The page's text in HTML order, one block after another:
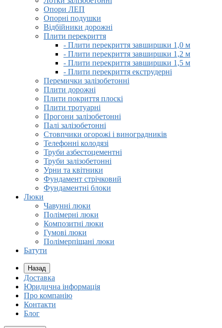
Опори ЛЕП
Опорні подушки
Відбійники дорожні
Плити перекриття
- Плити перекриття завширшки 1,0 м
- Плити перекриття завширшки 1,2 м
- Плити перекриття завширшки 1,5 м
- Плити перекриття екструдерні
Перемички залізобетонні
Плити дорожні
Плити покриття плоскі
Плити тротуарні
Прогони залізобетонні
Палі залізобетонні
Стовпчики огорожі і виноградників
Телефонні колодязі
Труби азбестоцементні
Труби залізобетонні
Урни та квітники
Фундамент стрічковий
Фундаментні блоки
Люки
Чавунні люки
Полімерні люки
Композитні люки
Гумові люки
Полімерпіщані люки
Батути
Назад
Доставка
Юридична інформація
Про компанію
Контакти
Блог